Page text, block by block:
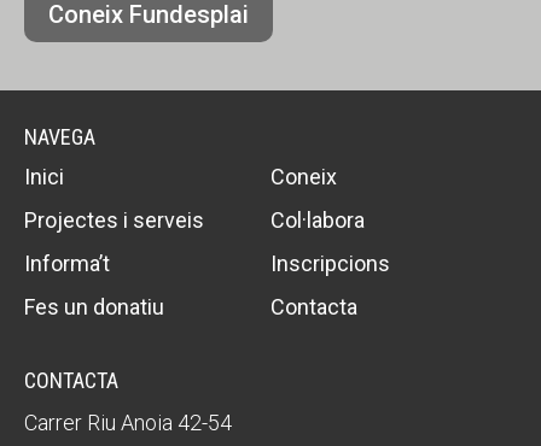
Coneix Fundesplai
NAVEGA
Inici
Coneix
Projectes i serveis
Col·labora
Informa’t
Inscripcions
Fes un donatiu
Contacta
CONTACTA
Carrer Riu Anoia 42-54